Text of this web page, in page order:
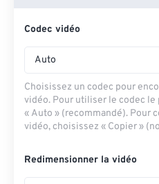
Codec vidéo
Auto
Choisissez un codec pour
vidéo. Pour utiliser le codec
« Auto » (recommandé). Pour
vidéo, choisissez « Copier »
Redimensionner la vidéo